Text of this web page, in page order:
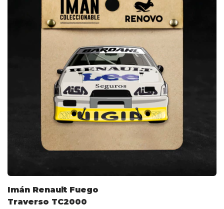
Imán Renault Fuego
Traverso TC2000